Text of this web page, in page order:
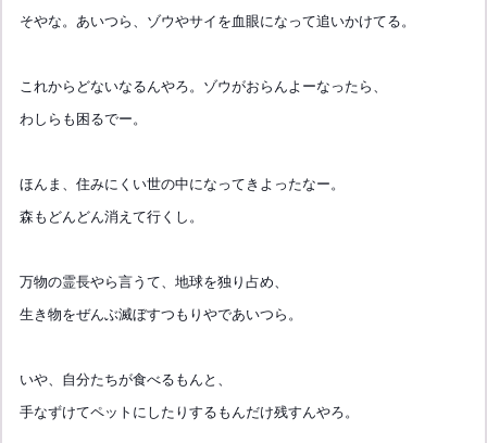
そやな。あいつら、ゾウやサイを血眼になって追いかけてる。
これからどないなるんやろ。ゾウがおらんよーなったら、
わしらも困るでー。
ほんま、住みにくい世の中になってきよったなー。
森もどんどん消えて行くし。
万物の霊長やら言うて、地球を独り占め、
生き物をぜんぶ滅ぼすつもりやであいつら。
いや、自分たちが食べるもんと、
手なずけてペットにしたりするもんだけ残すんやろ。